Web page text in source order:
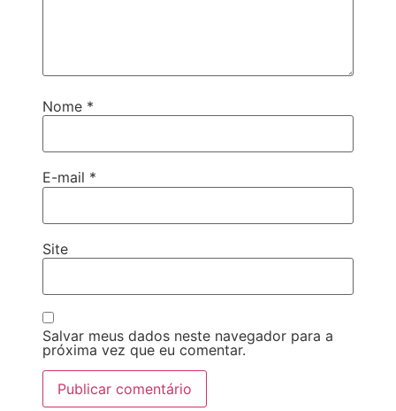
Nome *
E-mail *
Site
Salvar meus dados neste navegador para a
próxima vez que eu comentar.